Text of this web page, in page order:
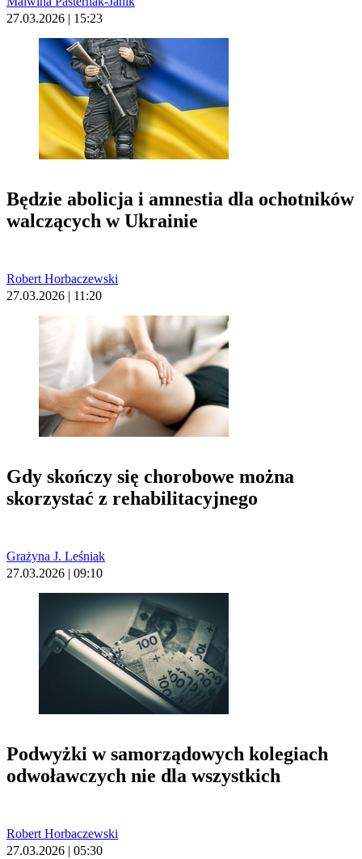
27.03.2026 | 15:23
Będzie abolicja i amnestia dla ochotników
walczących w Ukrainie
Robert Horbaczewski
27.03.2026 | 11:20
Gdy skończy się chorobowe można
skorzystać z rehabilitacyjnego
Grażyna J. Leśniak
27.03.2026 | 09:10
Podwyżki w samorządowych kolegiach
odwoławczych nie dla wszystkich
Robert Horbaczewski
27.03.2026 | 05:30